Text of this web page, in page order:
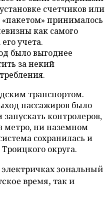
счетчиков или
принималось
как самого
учета.
было выгоднее
за некий
транспортом.
пассажиров было
контролеров,
метро, ни наземном
сохранилась и
округа.
зональный
время, так и